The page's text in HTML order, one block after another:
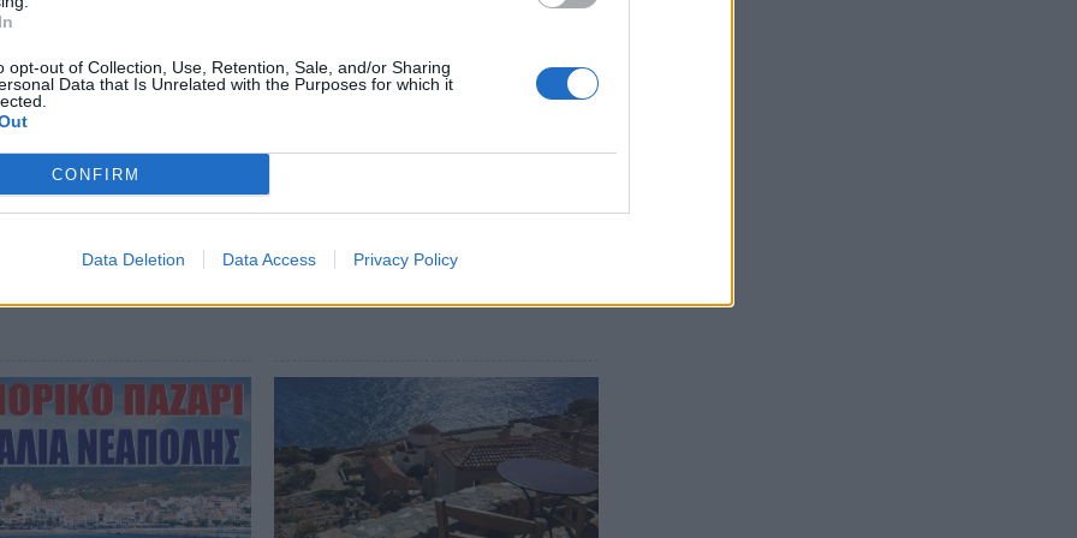
opt-out of Collection, Use, Retention, Sale, and/or Sharing
Data that Is Unrelated with the Purposes for which it
CONFIRM
Data Deletion Data Access Privacy Policy
επιχειρήσεων από την περιοχή, σε
ζήτησε να γίνει μια νέα συνάντηση στο
να οριστικοποιηθούν τα ζητήματα
από τις δύο πλευρές.